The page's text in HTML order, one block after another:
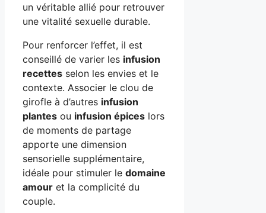
un véritable allié pour retrouver
une vitalité sexuelle durable.
Pour renforcer l’effet, il est
conseillé de varier les infusion
recettes selon les envies et le
contexte. Associer le clou de
girofle à d’autres infusion
plantes ou infusion épices lors
de moments de partage
apporte une dimension
sensorielle supplémentaire,
idéale pour stimuler le domaine
amour et la complicité du
couple.